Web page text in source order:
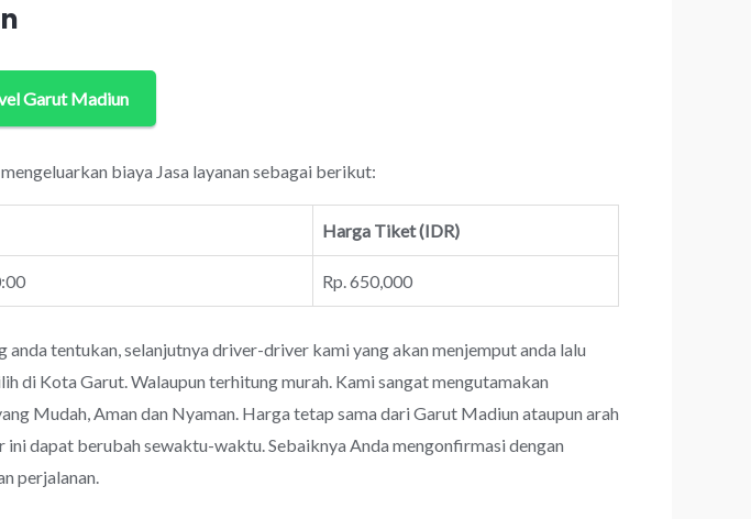
Garut Madiun
biaya Jasa layanan sebagai berikut:
Harga Tiket (IDR)
Rp. 650,000
tentukan, selanjutnya driver-driver kami yang akan menjemput anda lalu
di Kota Garut. Walaupun terhitung murah. Kami sangat mengutamakan
Mudah, Aman dan Nyaman. Harga tetap sama dari Garut Madiun ataupun arah
dapat berubah sewaktu-waktu. Sebaiknya Anda mengonfirmasi dengan
perjalanan.